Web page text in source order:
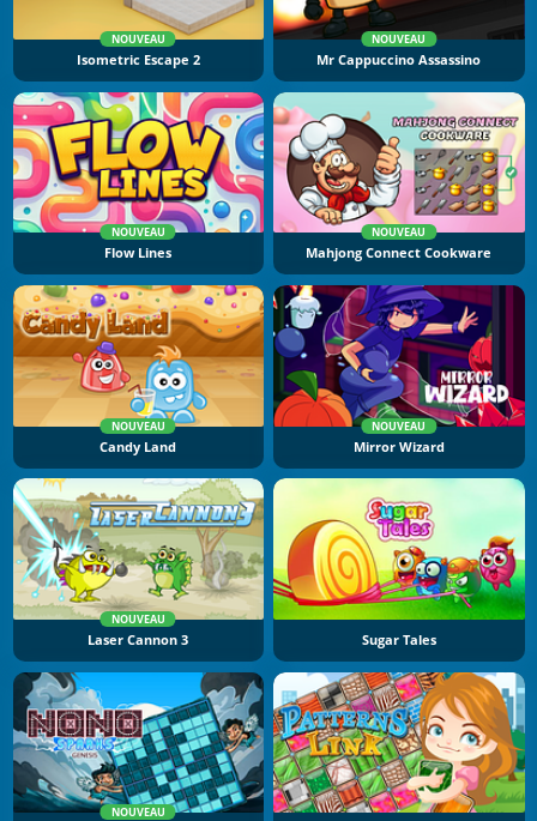
NOUVEAU
Isometric Escape 2
NOUVEAU
Mr Cappuccino Assassino
NOUVEAU
Flow Lines
NOUVEAU
Mahjong Connect Cookware
NOUVEAU
Candy Land
NOUVEAU
Mirror Wizard
NOUVEAU
Laser Cannon 3 Sugar Tales
NOUVEAU